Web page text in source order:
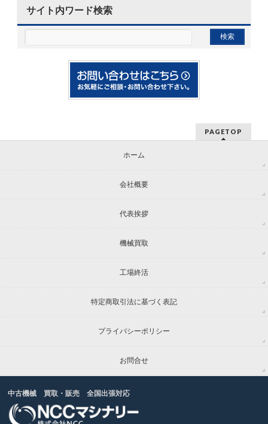
サイト内ワード検索
PAGETOP
ホーム
会社概要
代表挨拶
機械買取
工場終活
特定商取引法に基づく表記
プライバシーポリシー
お問合せ
中古機械 買取・販売 全国出張対応